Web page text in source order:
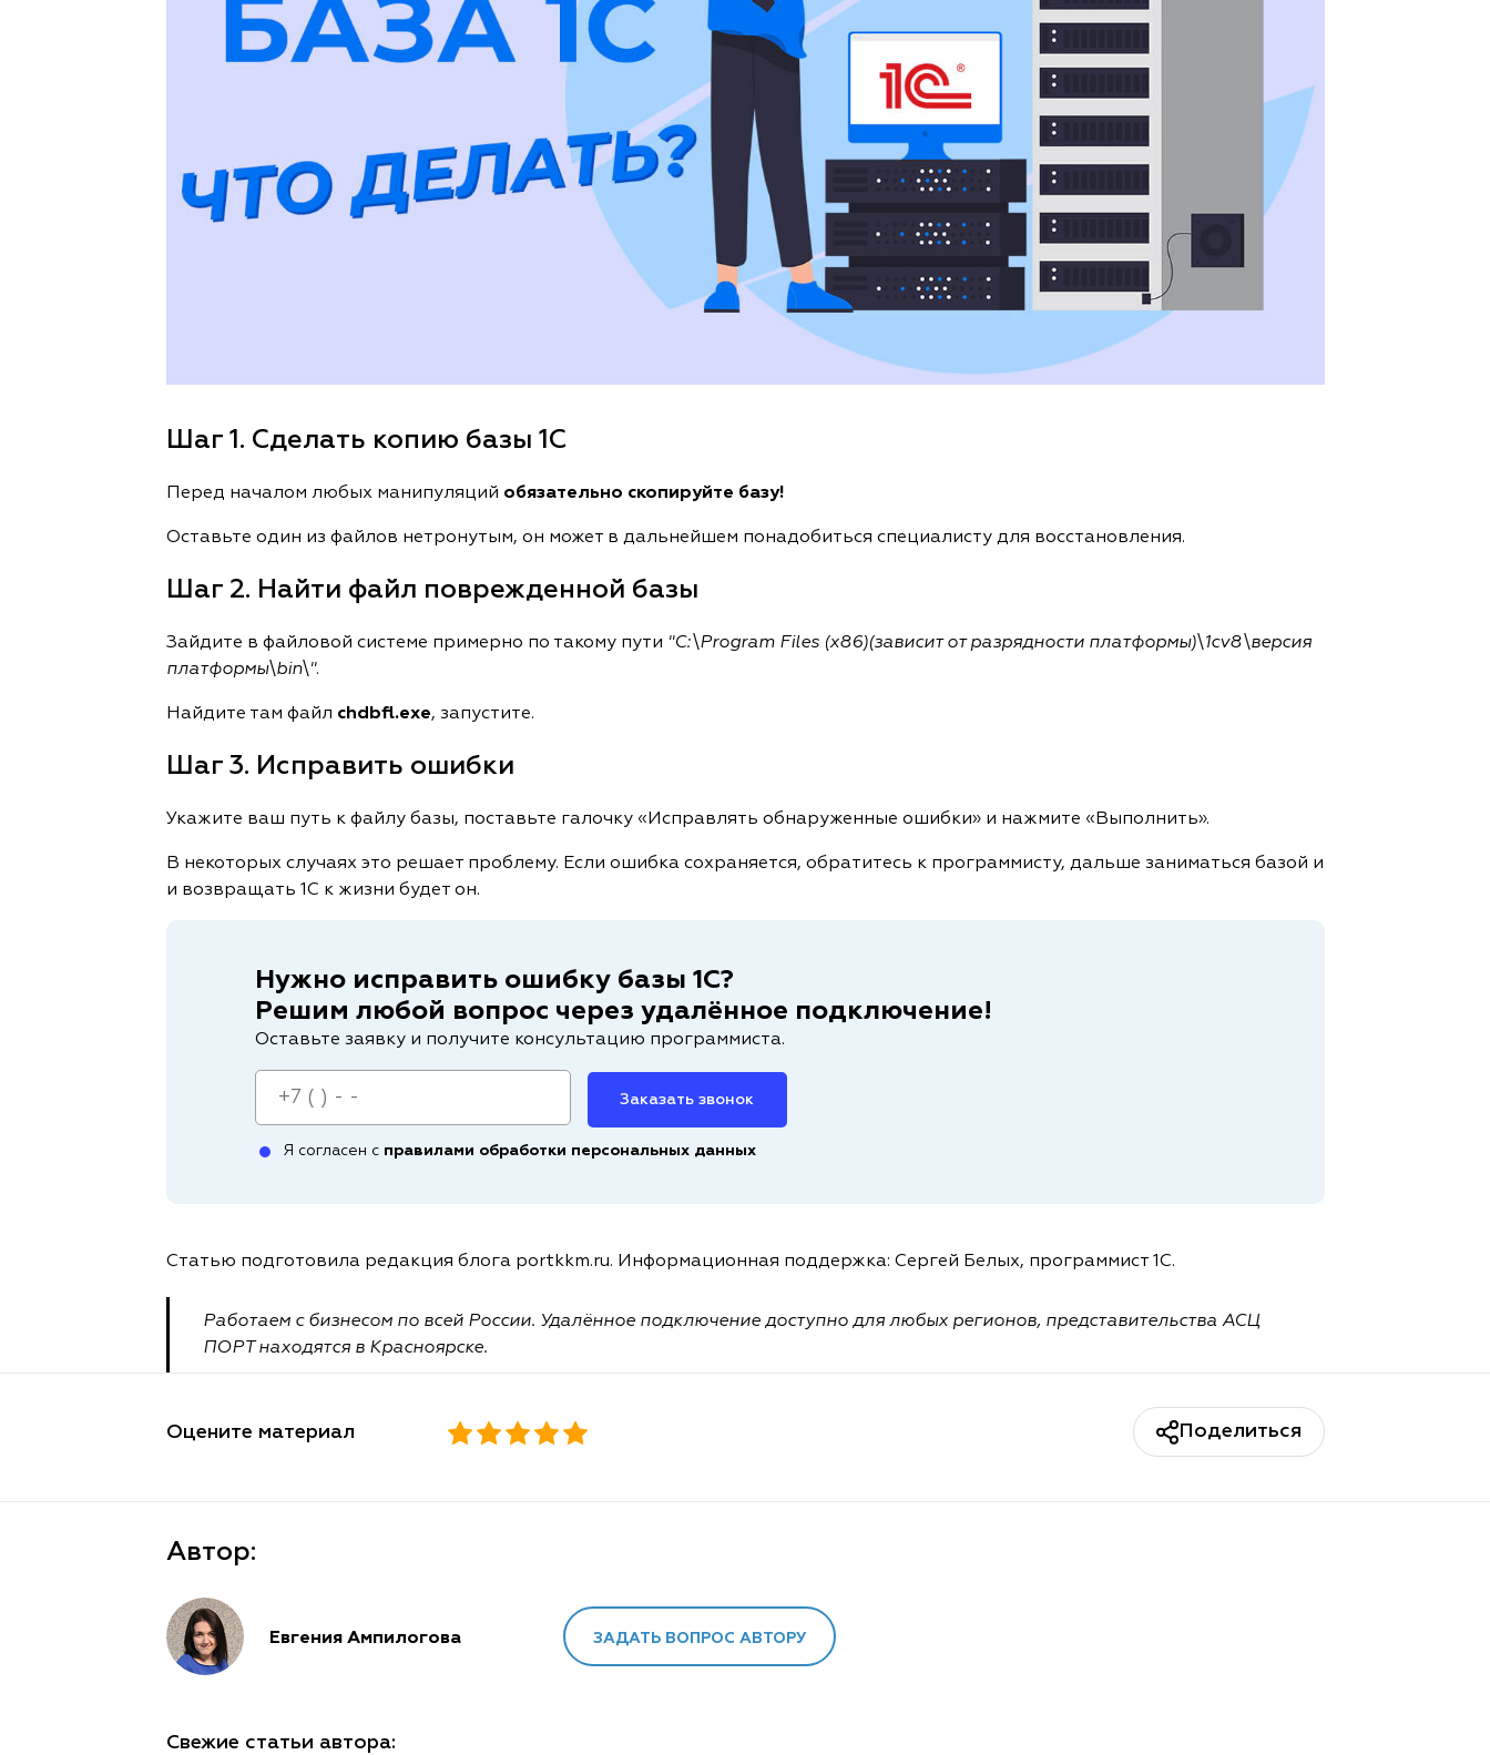
Шаг 1. Сделать копию базы 1С
Перед началом любых манипуляций обязательно скопируйте базу!
Оставьте один из файлов нетронутым, он может в дальнейшем понадобиться специалисту для восстановления.
Шаг 2. Найти файл поврежденной базы
Зайдите в файловой системе примерно по такому пути "C:\Program Files (x86)(зависит от разрядности платформы)\1cv8\версия
платформы\bin\".
Найдите там файл chdbfl.exe, запустите.
Шаг 3. Исправить ошибки
Укажите ваш путь к файлу базы, поставьте галочку «Исправлять обнаруженные ошибки» и нажмите «Выполнить».
В некоторых случаях это решает проблему. Если ошибка сохраняется, обратитесь к программисту, дальше заниматься базой и
и возвращать 1С к жизни будет он.
Нужно исправить ошибку базы 1С?
Решим любой вопрос через удалённое подключение!
Оставьте заявку и получите консультацию программиста.
Заказать звонок
Я согласен с правилами обработки персональных данных
Статью подготовила редакция блога portkkm.ru. Информационная поддержка: Сергей Белых, программист 1С.
Работаем с бизнесом по всей России. Удалённое подключение доступно для любых регионов, представительства АСЦ
ПОРТ находятся в Красноярске.
Оцените материал Поделиться
Автор:
Евгения Ампилогова ЗАДАТЬ ВОПРОС АВТОРУ
Свежие статьи автора: